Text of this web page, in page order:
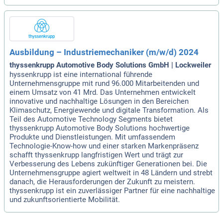
Ausbildung – Industriemechaniker (m/w/d) 2024
thyssenkrupp Automotive Body Solutions GmbH | Lockweiler
hyssenkrupp ist eine international führende
Unternehmensgruppe mit rund 96.000 Mitarbeitenden und
einem Umsatz von 41 Mrd. Das Unternehmen entwickelt
innovative und nachhaltige Lösungen in den Bereichen
Klimaschutz, Energiewende und digitale Transformation. Als
Teil des Automotive Technology Segments bietet
thyssenkrupp Automotive Body Solutions hochwertige
Produkte und Dienstleistungen. Mit umfassendem
Technologie-Know-how und einer starken Markenpräsenz
schafft thyssenkrupp langfristigen Wert und trägt zur
Verbesserung des Lebens zukünftiger Generationen bei. Die
Unternehmensgruppe agiert weltweit in 48 Ländern und strebt
danach, die Herausforderungen der Zukunft zu meistern.
thyssenkrupp ist ein zuverlässiger Partner für eine nachhaltige
und zukunftsorientierte Mobilität.